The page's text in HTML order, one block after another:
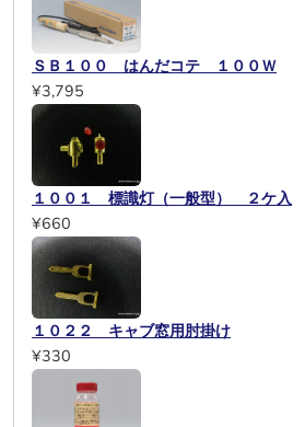
ＳＢ１００ はんだコテ １００Ｗ
¥3,795
１００１ 標識灯（一般型） ２ケ入
¥660
１０２２ キャブ窓用肘掛け
¥330